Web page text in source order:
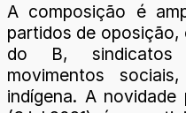
A composição é
partidos de oposição,
do B, sindicatos
movimentos
indígena. A